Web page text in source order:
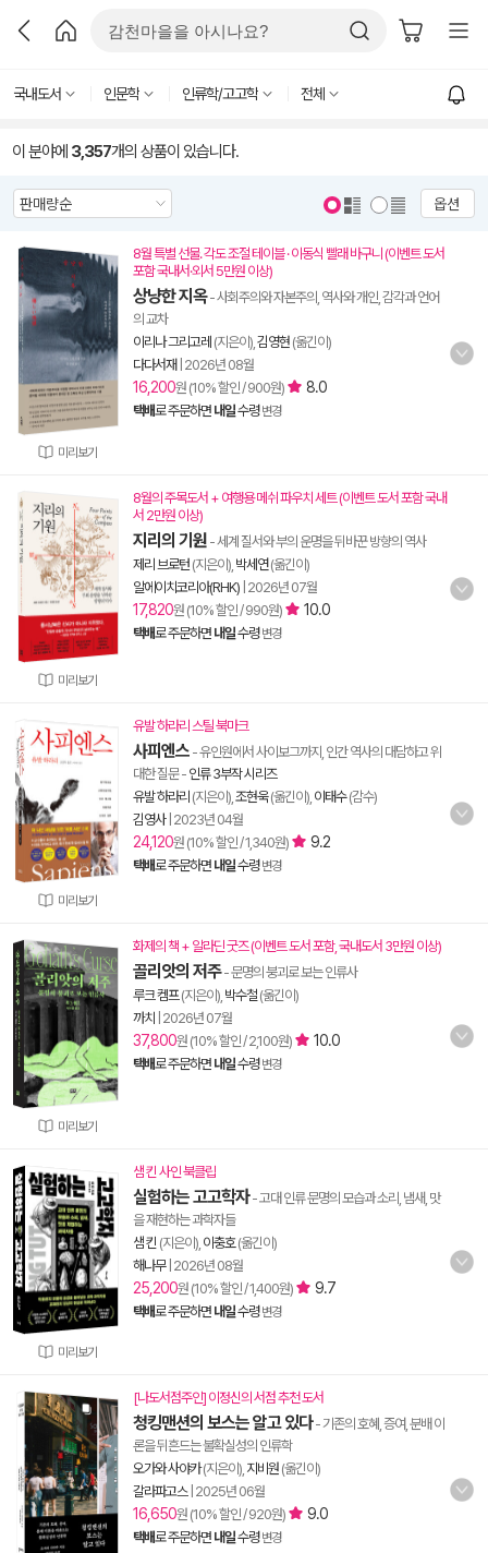
국내도서 인문학 인류학/고고학 전체
이 분야에 3,357개의 상품이 있습니다.
옵션
미리보기
8월 특별 선물. 각도 조절 테이블 · 이동식 빨래 바구니 (이벤트 도서
포함 국내서·외서 5만원 이상)
상냥한 지옥- 사회주의와 자본주의, 역사와 개인, 감각과 언어
의 교차
이리나 그리고레 (지은이), 김영현 (옮긴이)
다다서재 2026년 08월
16,200원 (10% 할인 / 900원) 8.0
택배로 주문하면 내일수령 변경
미리보기
8월의 주목도서 + 여행용 메쉬 파우치 세트 (이벤트 도서 포함 국내
서 2만원 이상)
지리의 기원 - 세계 질서와 부의 운명을 뒤바꾼 방향의 역사
제리 브로턴 (지은이), 박세연(옮긴이)
알에이치코리아(RHK) 2026년 07월
17,820원 (10% 할인 / 990원) 10.0
택배로 주문하면 내일수령 변경
미리보기
유발 하라리 스틸 북마크
사피엔스 - 유인원에서 사이보그까지, 인간 역사의 대담하고 위
대한 질문- 인류 3부작 시리즈
유발 하라리 (지은이), 조현욱(옮긴이), 이태수(감수)
김영사| 2023년 04월
24,120원 (10% 할인 / 1,340원) 9.2
택배로 주문하면 내일수령 변경
미리보기
화제의 책 + 알라딘 굿즈 (이벤트 도서 포함, 국내도서 3만원 이상)
골리앗의 저주- 문명의 붕괴로 보는 인류사
루크 켐프(지은이), 박수철 (옮긴이)
까치
2026년 07월
37,800원 (10% 할인 / 2,100원) 10.0
택배로 주문하면 내일수령 변경
미리보기
샘 킨 사인 북클립
실험하는 고고학자- 고대 인류 문명의 모습과 소리, 냄새, 맛
을 재현하는 과학자들
샘 킨 (지은이), 이충호(옮긴이)
해나무| 2026년 08월
25,200원 (10% 할인 / 1,400원) 9.7
택배로 주문하면 내일수령 변경
[나도서점주인] 이정신의 서점 추천 도서
청킹맨션의 보스는 알고 있다- 기존의 호혜, 증여, 분배 이
론을 뒤흔드는 불확실성의 인류학
오가와 사야카(지은이), 지비원 (옮긴이)
갈라파고스| 2025년 06월
16,650원 (10% 할인 / 920원) 9.0
택배로 주문하면 내일수령 변경